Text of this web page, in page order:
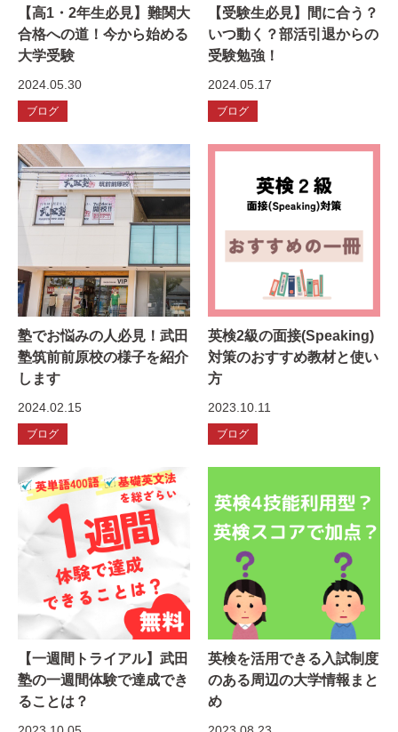
【高1・2年生必見】難関大
合格への道！今から始める
大学受験
2024.05.30
ブログ
【受験生必見】間に合う？
いつ動く？部活引退からの
受験勉強！
2024.05.17
ブログ
塾でお悩みの人必見！武田
塾筑前前原校の様子を紹介
します
2024.02.15
ブログ
英検2級の面接(Speaking)
対策のおすすめ教材と使い
方
2023.10.11
ブログ
【一週間トライアル】武田
塾の一週間体験で達成でき
ることは？
英検を活用できる入試制度
のある周辺の大学情報まと
め